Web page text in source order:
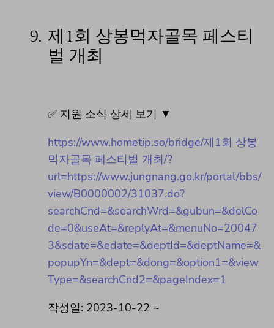
9. 제1회 상봉먹자골목 페스티
벌 개최
✅ 지원 소식 상세 보기 ▼
https://www.hometip.so/bridge/제1회 상봉
먹자골목 페스티벌 개최/?
url=https://www.jungnang.go.kr/portal/bbs/
view/B0000002/31037.do?
searchCnd=&searchWrd=&gubun=&delCo
de=0&useAt=&replyAt=&menuNo=20047
3&sdate=&edate=&deptId=&deptName=&
popupYn=&dept=&dong=&option1=&view
Type=&searchCnd2=&pageIndex=1
작성일: 2023-10-22 ~